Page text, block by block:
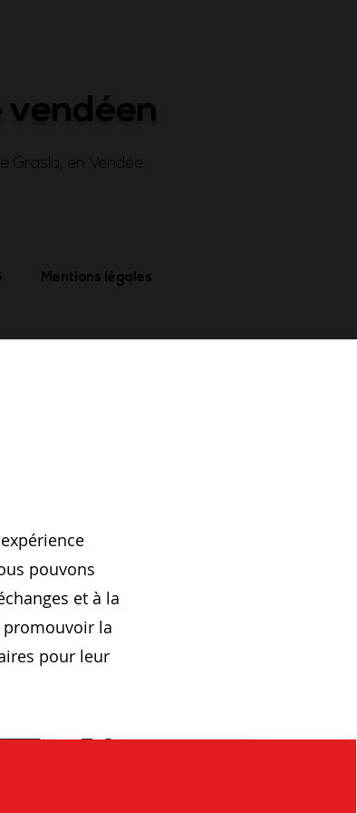
vendéen
en Vendée.
Mentions légales
pouvons
et à la
promouvoir la
pour leur